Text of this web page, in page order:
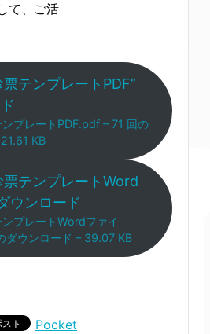
て、ご活
テンプレートPDF”
プレートPDF.pdf – 71 回の
KB
票テンプレートWord
ウンロード
プレートWordファイ
ダウンロード – 39.07 KB
Pocket